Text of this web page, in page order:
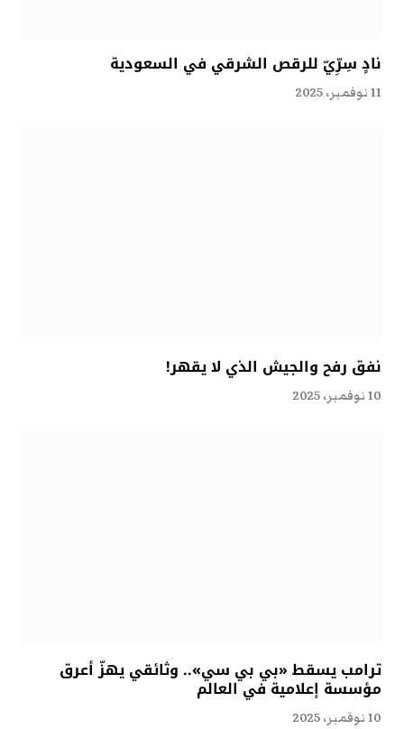
نادٍ سِرِّيّ للرقص الشرقي في السعودية
11 نوفمبر، 2025
نفق رفح والجيش الذي لا يقهر!
10 نوفمبر، 2025
ترامب يسقط «بي بي سي».. وثائقي يهزّ أعرق
مؤسسة إعلامية في العالم
10 نوفمبر، 2025